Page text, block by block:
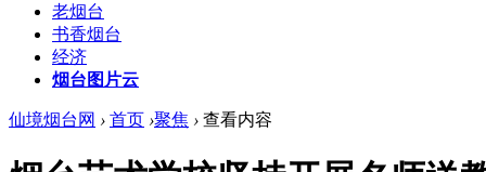
老烟台
书香烟台
经济
烟台图片云
仙境烟台网 › 首页 ›聚焦 › 查看内容